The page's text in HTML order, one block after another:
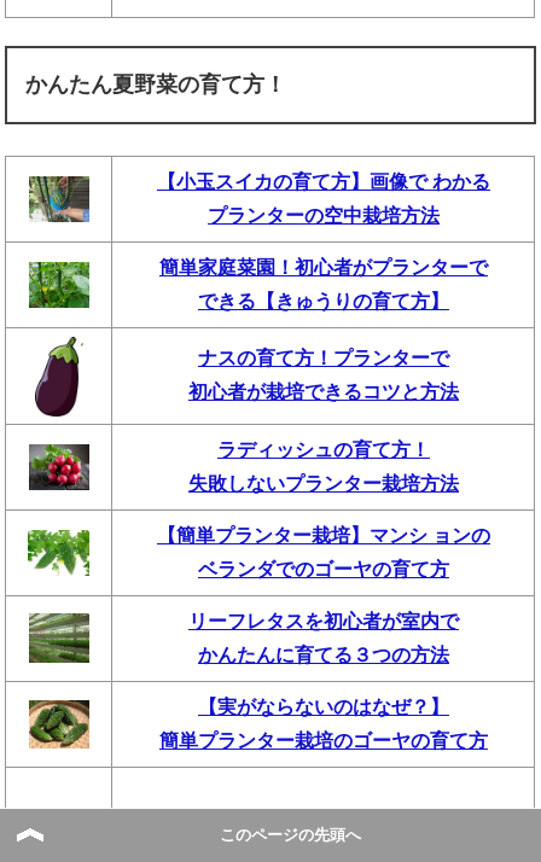
かんたん夏野菜の育て方！
【小玉スイカの育て方】画像で わかる
プランターの空中栽培方法
簡単家庭菜園！初心者がプランターで
できる【きゅうりの育て方】
ナスの育て方！プランターで
初心者が栽培できるコツと方法
ラディッシュの育て方！
失敗しないプランター栽培方法
【簡単プランター栽培】マンシ ョンの
ベランダでのゴーヤの育て方
リーフレタスを初心者が室内で
かんたんに育てる３つの方法
【実がならないのはなぜ？】
簡単プランター栽培のゴーヤの育て方
このページの先頭へ